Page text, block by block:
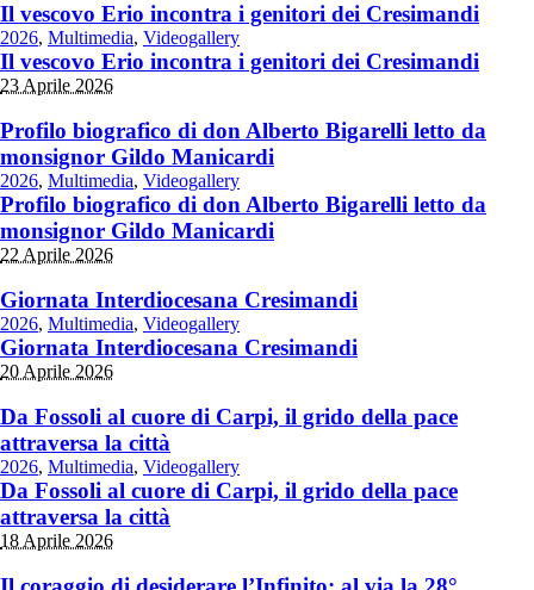
Il vescovo Erio incontra i genitori dei Cresimandi
2026, Multimedia, Videogallery
Il vescovo Erio incontra i genitori dei Cresimandi
23 Aprile 2026
Profilo biografico di don Alberto Bigarelli letto da
monsignor Gildo Manicardi
2026, Multimedia, Videogallery
Profilo biografico di don Alberto Bigarelli letto da
monsignor Gildo Manicardi
22 Aprile 2026
Giornata Interdiocesana Cresimandi
2026, Multimedia, Videogallery
Giornata Interdiocesana Cresimandi
20 Aprile 2026
Da Fossoli al cuore di Carpi, il grido della pace
attraversa la città
2026, Multimedia, Videogallery
Da Fossoli al cuore di Carpi, il grido della pace
attraversa la città
18 Aprile 2026